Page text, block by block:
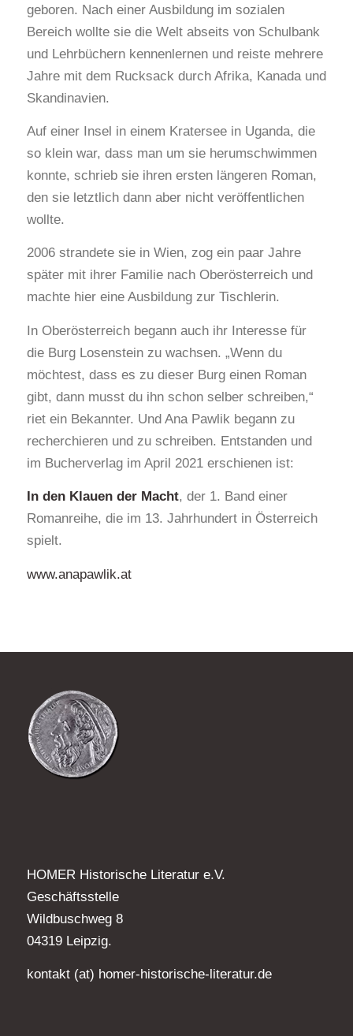
geboren. Nach einer Ausbildung im sozialen
Bereich wollte sie die Welt abseits von Schulbank
und Lehrbüchern kennenlernen und reiste mehrere
Jahre mit dem Rucksack durch Afrika, Kanada und
Skandinavien.
Auf einer Insel in einem Kratersee in Uganda, die
so klein war, dass man um sie herumschwimmen
konnte, schrieb sie ihren ersten längeren Roman,
den sie letztlich dann aber nicht veröffentlichen
wollte.
2006 strandete sie in Wien, zog ein paar Jahre
später mit ihrer Familie nach Oberösterreich und
machte hier eine Ausbildung zur Tischlerin.
In Oberösterreich begann auch ihr Interesse für
die Burg Losenstein zu wachsen. „Wenn du
möchtest, dass es zu dieser Burg einen Roman
gibt, dann musst du ihn schon selber schreiben,“
riet ein Bekannter. Und Ana Pawlik begann zu
recherchieren und zu schreiben. Entstanden und
im Bucherverlag im April 2021 erschienen ist:
In den Klauen der Macht, der 1. Band einer
Romanreihe, die im 13. Jahrhundert in Österreich
spielt.
www.anapawlik.at
HOMER Historische Literatur e.V.
Geschäftsstelle
Wildbuschweg 8
04319 Leipzig.
kontakt (at) homer-historische-literatur.de